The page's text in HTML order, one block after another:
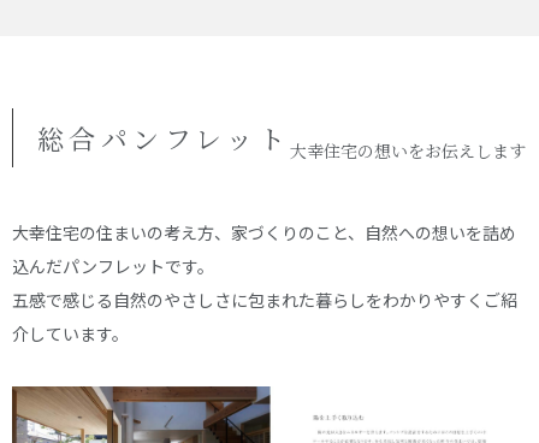
総合パンフレット 大幸住宅の想いをお伝えします
大幸住宅の住まいの考え方、家づくりのこと、自然への想いを詰め
込んだパンフレットです。
五感で感じる自然のやさしさに包まれた暮らしをわかりやすくご紹
介しています。